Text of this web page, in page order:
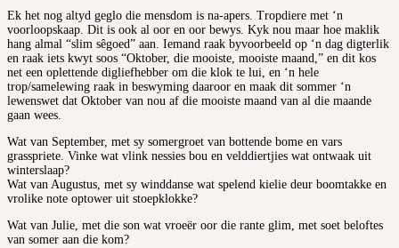
Ek het nog altyd geglo die mensdom is na-apers. Tropdiere met ‘n
voorloopskaap. Dit is ook al oor en oor bewys. Kyk nou maar hoe maklik
hang almal “slim sêgoed” aan. Iemand raak byvoorbeeld op ‘n dag digterlik
en raak iets kwyt soos “Oktober, die mooiste, mooiste maand,” en dit kos
net een oplettende digliefhebber om die klok te lui, en ‘n hele
trop/samelewing raak in beswyming daaroor en maak dit sommer ‘n
lewenswet dat Oktober van nou af die mooiste maand van al die maande
gaan wees.
Wat van September, met sy somergroet van bottende bome en vars
grasspriete. Vinke wat vlink nessies bou en velddiertjies wat ontwaak uit
winterslaap?
Wat van Augustus, met sy winddanse wat spelend kielie deur boomtakke en
vrolike note optower uit stoepklokke?
Wat van Julie, met die son wat vroeër oor die rante glim, met soet beloftes
van somer aan die kom?